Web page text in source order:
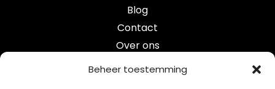
Beheer toestemming
Blog
Contact
Over ons
Categorieën